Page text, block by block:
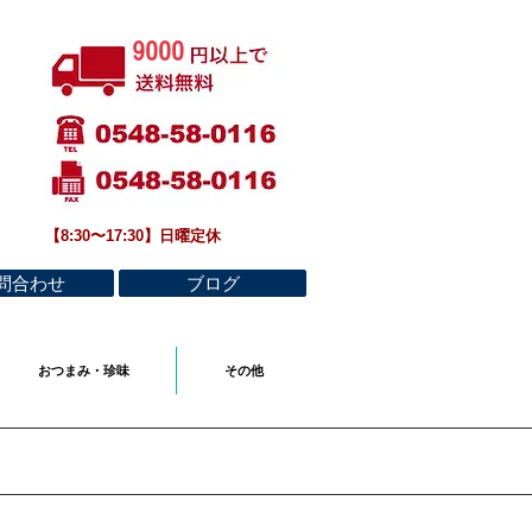
9000
​【8:30〜17:30】日曜定休
合わせ ブログ
おつまみ・珍味 その他